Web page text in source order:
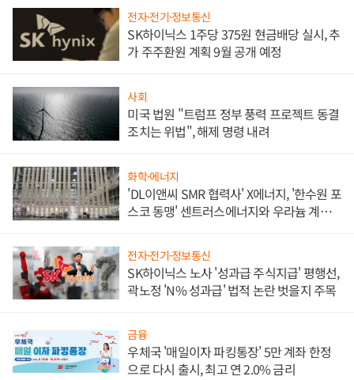
전자·전기·정보통신
SK하이닉스 1주당 375원 현금배당 실시, 추
가 주주환원 계획 9월 공개 예정
사회
미국 법원 "트럼프 정부 풍력 프로젝트 동결
조치는 위법", 해제 명령 내려
화학·에너지
'DL이앤씨 SMR 협력사' X에너지, '한수원 포
스코 동맹' 센트러스에너지와 우라늄 계약
전자·전기·정보통신
SK하이닉스 노사 '성과급 주식지급' 평행선,
곽노정 'N% 성과급' 법적 논란 벗을지 주목
금융
우체국 '매일이자 파킹통장' 5만 계좌 한정
으로 다시 출시, 최고 연 2.0% 금리